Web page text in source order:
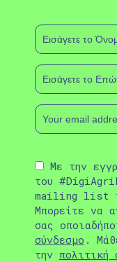
Με την
του
mailing list
Μπορείτε να
σας
σύνδεσμο .
την πολιτική